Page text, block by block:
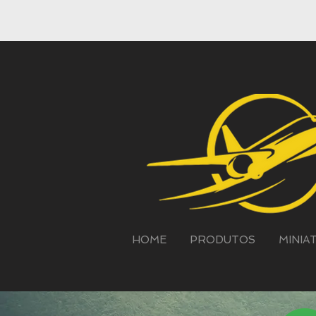
HOME PRODUTOS